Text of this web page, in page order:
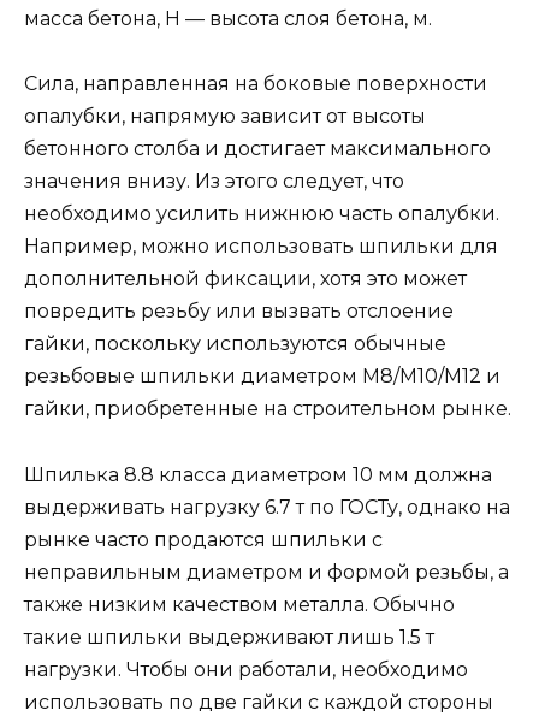
масса бетона, H — высота слоя бетона, м.
Сила, направленная на боковые поверхности
опалубки, напрямую зависит от высоты
бетонного столба и достигает максимального
значения внизу. Из этого следует, что
необходимо усилить нижнюю часть опалубки.
Например, можно использовать шпильки для
дополнительной фиксации, хотя это может
повредить резьбу или вызвать отслоение
гайки, поскольку используются обычные
резьбовые шпильки диаметром М8/М10/М12 и
гайки, приобретенные на строительном рынке.
Шпилька 8.8 класса диаметром 10 мм должна
выдерживать нагрузку 6.7 т по ГОСТу, однако на
рынке часто продаются шпильки с
неправильным диаметром и формой резьбы, а
также низким качеством металла. Обычно
такие шпильки выдерживают лишь 1.5 т
нагрузки. Чтобы они работали, необходимо
использовать по две гайки с каждой стороны